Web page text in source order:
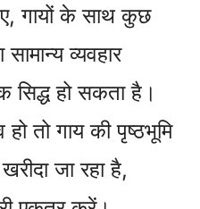
गायों के साथ कुछ
व्यवहार
हो सकता है।
तो गाय की पृष्ठभूमि
जा रहा है,